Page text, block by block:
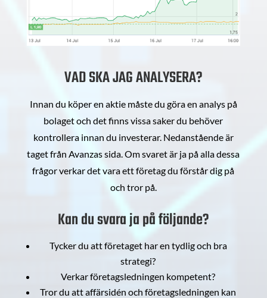
VAD SKA JAG ANALYSERA?
Innan du köper en aktie måste du göra en analys på
bolaget och det finns vissa saker du behöver
kontrollera innan du investerar. Nedanstående är
taget från Avanzas sida. Om svaret är ja på alla dessa
frågor verkar det vara ett företag du förstår dig på
och tror på.
Kan du svara ja på följande?
Tycker du att företaget har en tydlig och bra
strategi?
Verkar företagsledningen kompetent?
Tror du att affärsidén och företagsledningen kan